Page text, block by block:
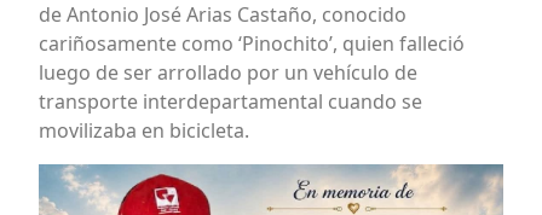
de Antonio José Arias Castaño, conocido
cariñosamente como ‘Pinochito’, quien falleció
luego de ser arrollado por un vehículo de
transporte interdepartamental cuando se
movilizaba en bicicleta.